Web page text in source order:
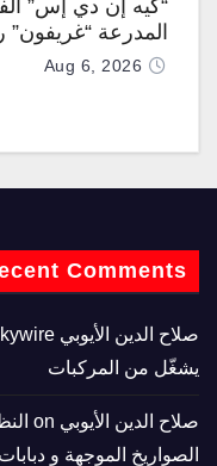
“كيه إن دي إس”
المدرعة “غريفون” رقم 1000 لخط
Aug 6, 2026
Comments
صلاح الدين الأيوبي
يشغّل من المركبات
صلاح الدين الأيوبي
الصواريخ الموجهة و